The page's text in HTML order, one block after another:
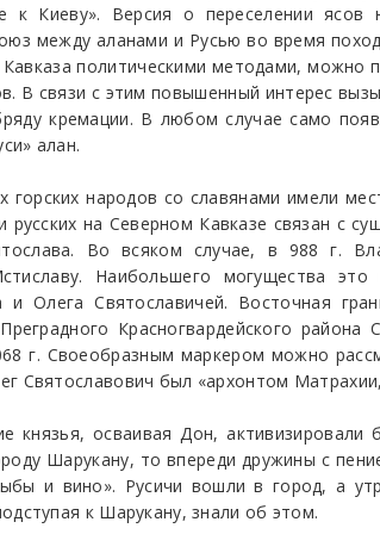
к Киеву». Версия о переселении ясов
между аланами и Русью во время
политическими методами, можно
В связи с этим повышенный интерес
кремации. В любом случае само
алан.
горских народов со славянами имели
русских на Северном Кавказе связан с
Во всяком случае, в 988 г.
Наибольшего могущества
и Олега Святославичей. Восточная
Красногвардейского
г. Своеобразным маркером можно
Святославович был «архонтом
князья, осваивая Дон,
Шарукану, то впереди дружины с
и вино». Русичи вошли в город, а
к Шарукану, знали об этом.